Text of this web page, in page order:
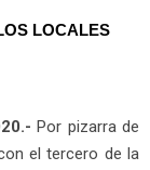
LOCALES
Por pizarra de
el tercero de la